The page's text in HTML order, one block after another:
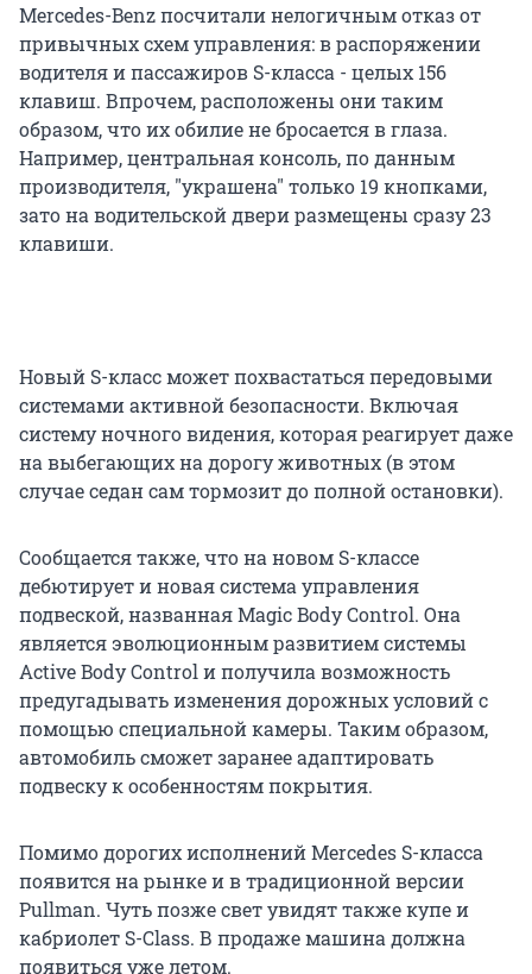
Mercedes-Benz посчитали нелогичным отказ от
привычных схем управления: в распоряжении
водителя и пассажиров S-класса - целых 156
клавиш. Впрочем, расположены они таким
образом, что их обилие не бросается в глаза.
Например, центральная консоль, по данным
производителя, "украшена" только 19 кнопками,
зато на водительской двери размещены сразу 23
клавиши.
Новый S-класс может похвастаться передовыми
системами активной безопасности. Включая
систему ночного видения, которая реагирует даже
на выбегающих на дорогу животных (в этом
случае седан сам тормозит до полной остановки).
Сообщается также, что на новом S-классе
дебютирует и новая система управления
подвеской, названная Magic Body Control. Она
является эволюционным развитием системы
Active Body Control и получила возможность
предугадывать изменения дорожных условий с
помощью специальной камеры. Таким образом,
автомобиль сможет заранее адаптировать
подвеску к особенностям покрытия.
Помимо дорогих исполнений Mercedes S-класса
появится на рынке и в традиционной версии
Pullman. Чуть позже свет увидят также купе и
кабриолет S-Class. В продаже машина должна
появиться уже летом.